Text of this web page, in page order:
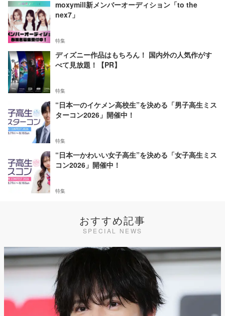
moxymill新メンバーオーディション「to the
nex7」
特集
ディズニー作品はもちろん！ 国内外の人気作がす
べて見放題！【PR】
特集
“日本一のイケメン高校生”を決める「男子高生ミス
ターコン2026」開催中！
特集
“日本一かわいい女子高生”を決める「女子高生ミス
コン2026」開催中！
特集
おすすめ記事
SPECIAL NEWS